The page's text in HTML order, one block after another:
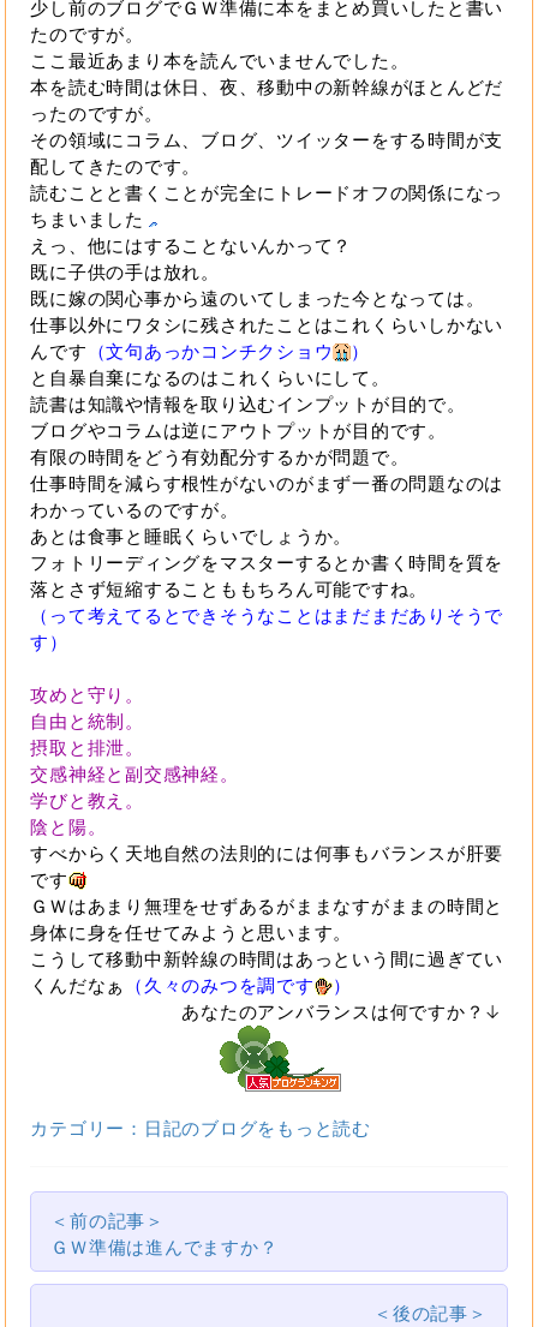
少し前のブログでＧＷ準備に本をまとめ買いしたと書い
たのですが。
ここ最近あまり本を読んでいませんでした。
本を読む時間は休日、夜、移動中の新幹線がほとんどだ
ったのですが。
その領域にコラム、ブログ、ツイッターをする時間が支
配してきたのです。
読むことと書くことが完全にトレードオフの関係になっ
ちまいました
えっ、他にはすることないんかって？
既に子供の手は放れ。
既に嫁の関心事から遠のいてしまった今となっては。
仕事以外にワタシに残されたことはこれくらいしかない
んです （文句あっかコンチクショウ
）
と自暴自棄になるのはこれくらいにして。
読書は知識や情報を取り込むインプットが目的で。
ブログやコラムは逆にアウトプットが目的です。
有限の時間をどう有効配分するかが問題で。
仕事時間を減らす根性がないのがまず一番の問題なのは
わかっているのですが。
あとは食事と睡眠くらいでしょうか。
フォトリーディングをマスターするとか書く時間を質を
落とさず短縮することももちろん可能ですね。
（って考えてるとできそうなことはまだまだありそうで
す）
攻めと守り。
自由と統制。
摂取と排泄。
交感神経と副交感神経。
学びと教え。
陰と陽。
すべからく天地自然の法則的には何事もバランスが肝要
です
ＧＷはあまり無理をせずあるがままなすがままの時間と
身体に身を任せてみようと思います。
こうして移動中新幹線の時間はあっという間に過ぎてい
くんだなぁ
（久々のみつを調です
）
あなたのアンバランスは何ですか？↓
カテゴリー：日記のブログをもっと読む
＜前の記事＞
ＧＷ準備は進んでますか？
＜後の記事＞